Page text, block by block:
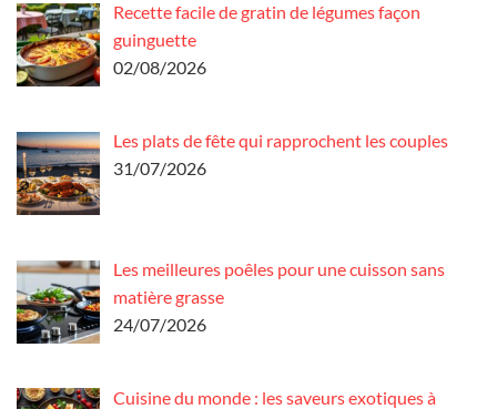
Recette facile de gratin de légumes façon
guinguette
02/08/2026
Les plats de fête qui rapprochent les couples
31/07/2026
Les meilleures poêles pour une cuisson sans
matière grasse
24/07/2026
Cuisine du monde : les saveurs exotiques à